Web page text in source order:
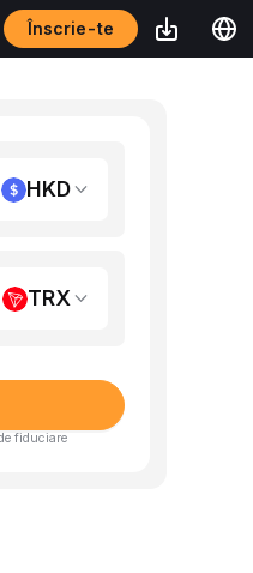
Înscrie-te
HKD
TRX
fiduciare